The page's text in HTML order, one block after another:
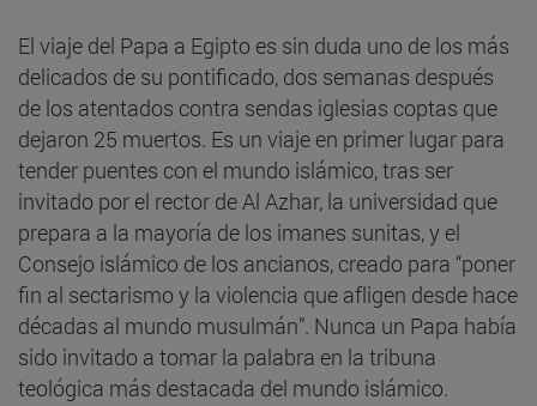
El viaje del Papa a Egipto es sin duda uno de los más
delicados de su pontificado, dos semanas después
de los atentados contra sendas iglesias coptas que
dejaron 25 muertos. Es un viaje en primer lugar para
tender puentes con el mundo islámico, tras ser
invitado por el rector de Al Azhar, la universidad que
prepara a la mayoría de los imanes sunitas, y el
Consejo islámico de los ancianos, creado para “poner
fin al sectarismo y la violencia que afligen desde hace
décadas al mundo musulmán”. Nunca un Papa había
sido invitado a tomar la palabra en la tribuna
teológica más destacada del mundo islámico.